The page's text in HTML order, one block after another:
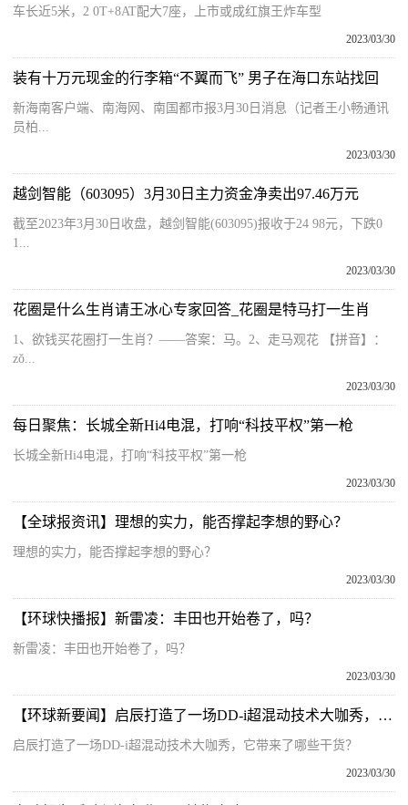
车长近5米，2 0T+8AT配大7座，上市或成红旗王炸车型
2023/03/30
装有十万元现金的行李箱“不翼而飞” 男子在海口东站找回
新海南客户端、南海网、南国都市报3月30日消息（记者王小畅通讯
员柏...
2023/03/30
越剑智能（603095）3月30日主力资金净卖出97.46万元
截至2023年3月30日收盘，越剑智能(603095)报收于24 98元，下跌0
1...
2023/03/30
花圈是什么生肖请王冰心专家回答_花圈是特马打一生肖
1、欲钱买花圈打一生肖？——答案：马。2、走马观花 【拼音】：
zǒ...
2023/03/30
每日聚焦：长城全新Hi4电混，打响“科技平权”第一枪
长城全新Hi4电混，打响“科技平权”第一枪
2023/03/30
【全球报资讯】理想的实力，能否撑起李想的野心？
理想的实力，能否撑起李想的野心？
2023/03/30
【环球快播报】新雷凌：丰田也开始卷了，吗？
新雷凌：丰田也开始卷了，吗？
2023/03/30
【环球新要闻】启辰打造了一场DD-i超混动技术大咖秀，它带来了哪些干货？
启辰打造了一场DD-i超混动技术大咖秀，它带来了哪些干货？
2023/03/30